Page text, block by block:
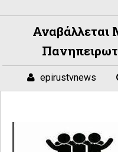
Αναβάλλεται
epirustvnews